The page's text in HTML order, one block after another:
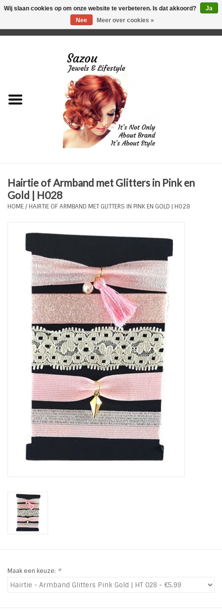
Just for Him
Plus Size Sieraden
Tassen en meer
Haaraccesoires
Zonnebrillen
Fashion
ON THE BEACH
Charmin*s
Ohlala Jewels
LIFESTYLE PRODUCTEN
INSPIRATIE
SALE
Blog
Hairtie of Armband met Glitters in Pink en
Gold | H028
HOME/ HAIRTIE OF ARMBAND MET GLITTERS IN PINK EN GOLD | H028
Maak een keuze: *
Wij slaan cookies op om onze website te verbeteren. Is dat akkoord?
Ja
Nee
Meer over cookies »